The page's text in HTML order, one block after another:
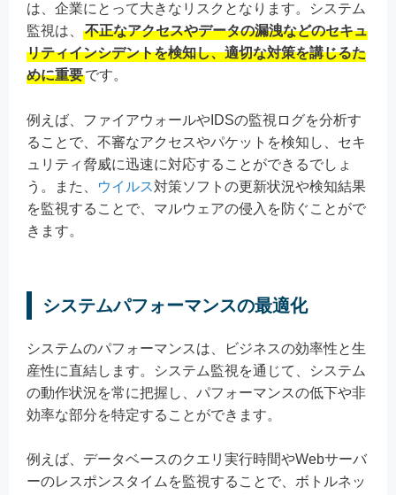
は、企業にとって大きなリスクとなります。システム
監視は、
不正なアクセスやデータの漏洩などのセキュ
リティインシデントを検知し、適切な対策を講じるた
めに重要です。
例えば、ファイアウォールやIDSの監視ログを分析す
ることで、不審なアクセスやパケットを検知し、セキ
ュリティ脅威に迅速に対応することができるでしょ
う。また、
ウイルス対策ソフトの更新状況や検知結果
を監視することで、マルウェアの侵入を防ぐことがで
きます。
システムパフォーマンスの最適化
システムのパフォーマンスは、ビジネスの効率性と生
産性に直結します。システム監視を通じて、システム
の動作状況を常に把握し、パフォーマンスの低下や非
効率な部分を特定することができます。
例えば、データベースのクエリ実行時間やWebサーバ
ーのレスポンスタイムを監視することで、ボトルネッ